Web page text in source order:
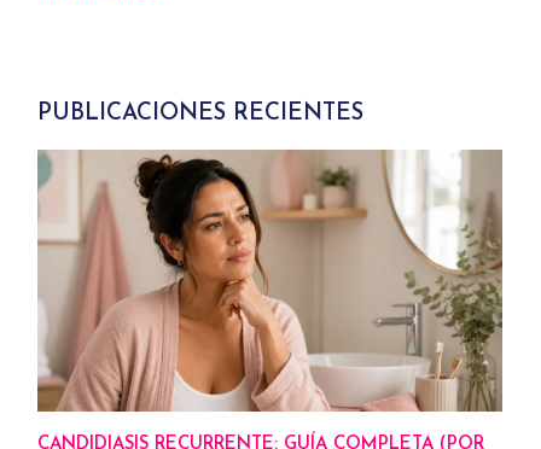
PUBLICACIONES RECIENTES
CANDIDIASIS RECURRENTE: GUÍA COMPLETA (POR